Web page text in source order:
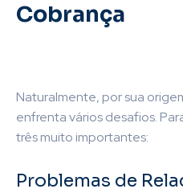
Cobrança
Naturalmente, por sua
enfrenta vários desafios.
três muito importantes:
Problemas de